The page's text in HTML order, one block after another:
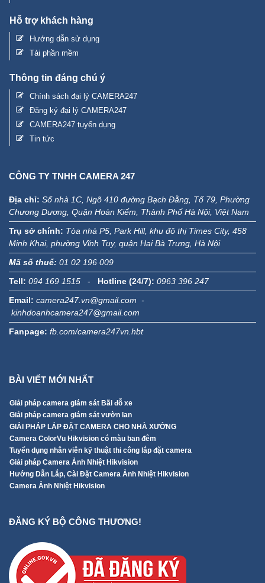
Hỗ trợ khách hàng
Hướng dẫn sử dụng
Tải phần mềm
Thông tin đáng chú ý
Chính sách đại lý CAMERA247
Đăng ký đại lý CAMERA247
CAMERA247 tuyển dụng
Tin tức
CÔNG TY TNHH CAMERA 247
Địa chỉ: Số nhà 1C, Ngõ 410 đường Bạch Đằng, Tổ 79, Phường
Chương Dương, Quận Hoàn Kiếm, Thành Phố Hà Nội, Việt Nam
Trụ sở chính: Tòa nhà P5, Park Hill, khu đô thị Times City, 458
Minh Khai, phường Vĩnh Tuy, quận Hai Bà Trưng, Hà Nội
Mã số thuế: 01 02 196 009
Tell: 094 169 1515 - Hotline (24/7): 0963 396 247
Email: camera247.vn@gmail.com -
kinhdoanhcamera247@gmail.com
Fanpage: fb.com/camera247vn.hbt
BÀI VIẾT MỚI NHẤT
Giải pháp camera giám sát Bãi đỗ xe
Giải pháp camera giám sát vườn lan
GIẢI PHÁP LẮP ĐẶT CAMERA CHO NHÀ XƯỞNG
Camera ColorVu Hikvision có màu ban đêm
Tuyển dụng nhân viên kỹ thuật thi công lắp đặt camera
Giải pháp Camera Ảnh Nhiệt Hikvision
Hướng Dẫn Lắp, Cài Đặt Camera Ảnh Nhiệt Hikvision
Camera Ảnh Nhiệt Hikvision
ĐĂNG KÝ BỘ CÔNG THƯƠNG!